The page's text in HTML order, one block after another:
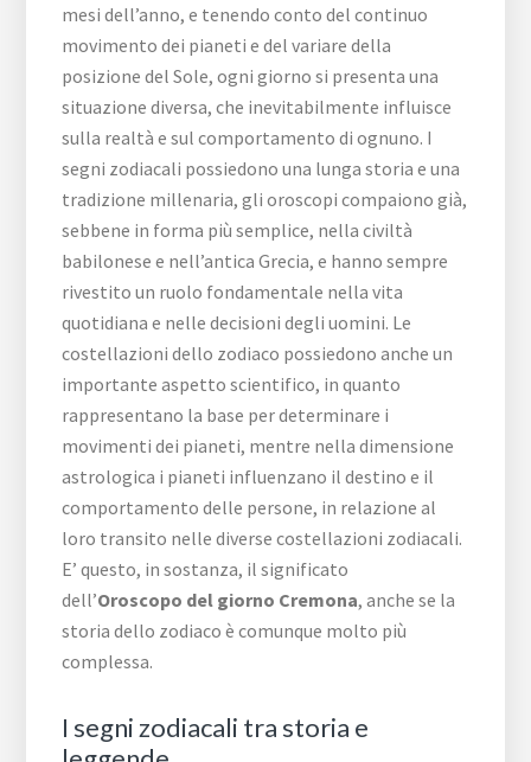
mesi dell’anno, e tenendo conto del continuo
movimento dei pianeti e del variare della
posizione del Sole, ogni giorno si presenta una
situazione diversa, che inevitabilmente influisce
sulla realtà e sul comportamento di ognuno. I
segni zodiacali possiedono una lunga storia e una
tradizione millenaria, gli oroscopi compaiono già,
sebbene in forma più semplice, nella civiltà
babilonese e nell’antica Grecia, e hanno sempre
rivestito un ruolo fondamentale nella vita
quotidiana e nelle decisioni degli uomini. Le
costellazioni dello zodiaco possiedono anche un
importante aspetto scientifico, in quanto
rappresentano la base per determinare i
movimenti dei pianeti, mentre nella dimensione
astrologica i pianeti influenzano il destino e il
comportamento delle persone, in relazione al
loro transito nelle diverse costellazioni zodiacali.
E’ questo, in sostanza, il significato
dell’Oroscopo del giorno Cremona, anche se la
storia dello zodiaco è comunque molto più
complessa.
I segni zodiacali tra storia e